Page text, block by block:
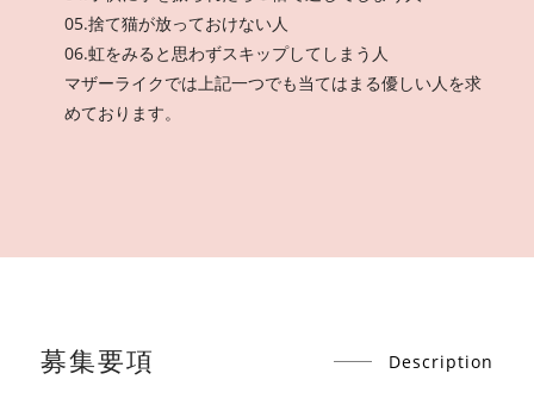
05.捨て猫が放っておけない人
06.虹をみると思わずスキップしてしまう人
マザーライクでは上記一つでも当てはまる優しい人を求
めております。
募集要項 Description